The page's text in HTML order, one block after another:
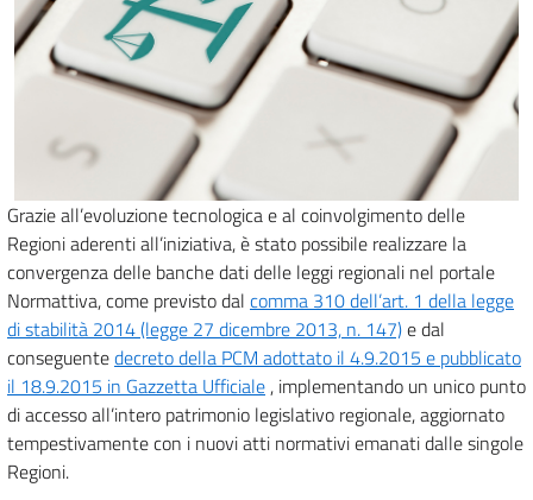
Grazie all’evoluzione tecnologica e al coinvolgimento delle
Regioni aderenti all’iniziativa, è stato possibile realizzare la
convergenza delle banche dati delle leggi regionali nel portale
Normattiva, come previsto dal comma 310 dell’art. 1 della legge
di stabilità 2014 (legge 27 dicembre 2013, n. 147)e dal
conseguentedecreto della PCM adottato il 4.9.2015 e pubblicato
il 18.9.2015 in Gazzetta Ufficiale , implementando un unico punto
di accesso all’intero patrimonio legislativo regionale, aggiornato
tempestivamente con i nuovi atti normativi emanati dalle singole
Regioni.